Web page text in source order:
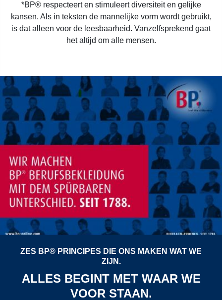
*BP® respecteert en stimuleert diversiteit en gelijke
kansen. Als in teksten de mannelijke vorm wordt gebruikt,
is dat alleen voor de leesbaarheid. Vanzelfsprekend gaat
het altijd om alle mensen.
ZES BP® PRINCIPES DIE ONS MAKEN WAT WE
ZIJN.
ALLES BEGINT MET WAAR WE
VOOR STAAN.